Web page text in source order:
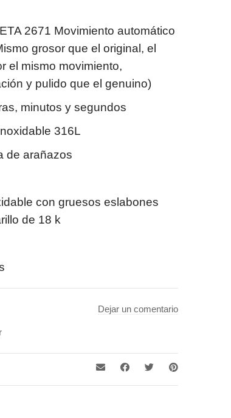
2671 Movimiento automático
grosor que el original, el
el mismo movimiento,
y pulido que el genuino)
minutos y segundos
316L
de arañazos
con gruesos eslabones
de 18 k
Dejar un comentario